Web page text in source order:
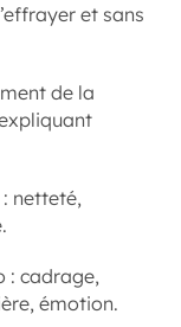
et sans
de la
netteté,
: cadrage,
émotion.